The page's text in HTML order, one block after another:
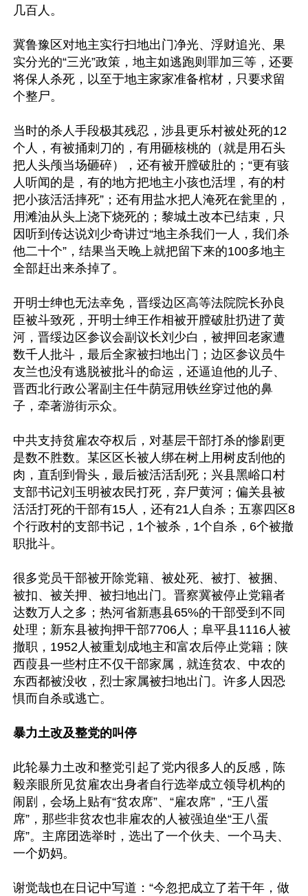
几百人。
冀鲁豫区对地主实行扫地出门净光、浮财追光、果
实分光的“三光”政策，地主如逃跑则罪加三等，还要
将保人杀死，以至于地主家家准备棺材，只要求留
个整尸。
当时的杀人手段极其残忍，涉县更乐村被处死的12
个人，有被捅刺刀的，有用砸核桃的（就是用石头
把人头颅当场砸碎），还有被开膛破肚的；“更有骇
人听闻的是，有的地方把地主小孩也活埋，有的村
把小孩活活摔死”；还有用盐水把人淹死在瓮里的，
用滩油从头上浇下烧死的；黎城土改本已结束，只
因听到传达说刘少奇讲过“地主杀我们一人，我们杀
他二十个”，结果当天晚上就把留下来的100多地主
全部赶出来杀掉了。
开明士绅也无法幸免，晋绥边区高等法院院长孙良
臣被斗致死，开明士绅王作相被开膛破肚扔进了黄
河，晋绥边区参议会副议长刘少白，被押回老家遭
数千人批斗，最后全家被扫地出门；边区参议员牛
友兰也没有逃脱被批斗的命运，还逼迫他的儿子、
晋西北行政公署副主任牛荫冠用铁丝穿过他的鼻
子，牵著游街示众。
中共支持贫雇农夺权后，对基层干部打杀的惨剧更
是数不胜数。某区区长被人绑在树上用树皮刮他的
肉，直刮到骨头，最后被活活刮死；兴县黑峪口村
支部书记刘玉明被农民打死，弃尸黄河；偏关县被
活活打死的干部有15人，还有21人自杀；五寨四区8
个行政村的支部书记，1个被杀，1个自杀，6个被撤
职批斗。
很多党员干部被开除党籍、被处死、被打、被捆、
被扣、被关押、被扫地出门。晋察冀被停止党籍者
达数万人之多；热河省新惠县65%的干部受到不同
处理；新东县被拘押干部7706人；阜平县1116人被
撤职，1952人被重划成地主和富农后停止党籍；陕
西葭县一些村庄不仅干部家属，就连贫农、中农的
东西都被没收，烈士家属被扫地出门。许多人因恐
惧而自杀或逃亡。
暴力土改及整党的叫停
此轮暴力土改和整党引起了党内很多人的反感，陈
毅亲眼所见贫雇农出身者自行选举成立领导机构的
闹剧，会场上贴有“贫农席”、“雇农席”，“王八蛋
席”，那些非贫农也非雇农的人被强迫坐“王八蛋
席”。主席团选举时，选出了一个伙夫、一个马夫、
一个奶妈。
谢觉哉也在日记中写道：“今忽把成立了若干年，做